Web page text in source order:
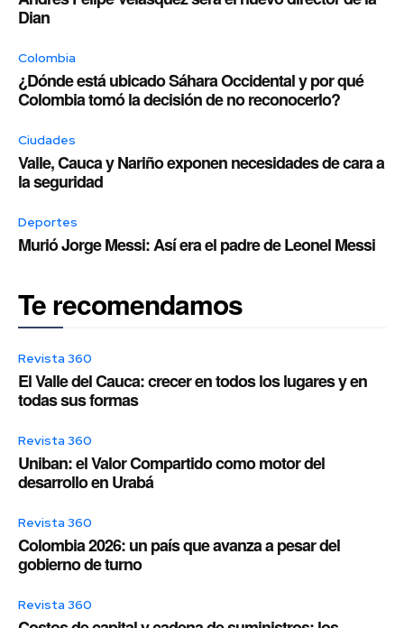
Dian
Colombia
¿Dónde está ubicado Sáhara Occidental y por qué
Colombia tomó la decisión de no reconocerlo?
Ciudades
Valle, Cauca y Nariño exponen necesidades de cara a
la seguridad
Deportes
Murió Jorge Messi: Así era el padre de Leonel Messi
Te recomendamos
Revista 360
El Valle del Cauca: crecer en todos los lugares y en
todas sus formas
Revista 360
Uniban: el Valor Compartido como motor del
desarrollo en Urabá
Revista 360
Colombia 2026: un país que avanza a pesar del
gobierno de turno
Revista 360